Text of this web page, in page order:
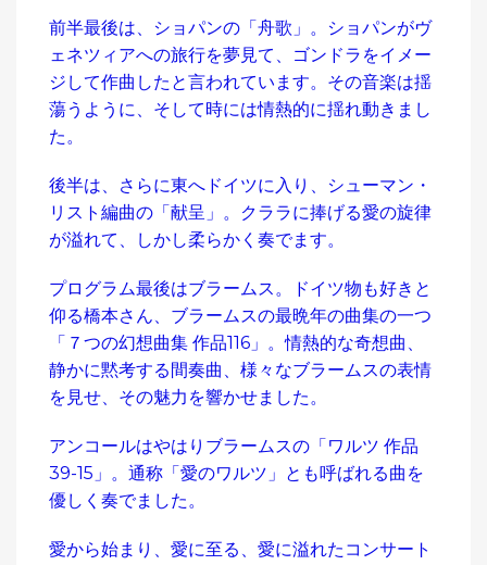
前半最後は、ショパンの「舟歌」。ショパンがヴ
ェネツィアへの旅行を夢見て、ゴンドラをイメー
ジして作曲したと言われています。その音楽は揺
蕩うように、そして時には情熱的に揺れ動きまし
た。
後半は、さらに東へドイツに入り、シューマン・
リスト編曲の「献呈」。クララに捧げる愛の旋律
が溢れて、しかし柔らかく奏でます。
プログラム最後はブラームス。ドイツ物も好きと
仰る橋本さん、ブラームスの最晩年の曲集の一つ
「７つの幻想曲集 作品116」。情熱的な奇想曲、
静かに黙考する間奏曲、様々なブラームスの表情
を見せ、その魅力を響かせました。
アンコールはやはりブラームスの「ワルツ 作品
39-15」。通称「愛のワルツ」とも呼ばれる曲を
優しく奏でました。
愛から始まり、愛に至る、愛に溢れたコンサート